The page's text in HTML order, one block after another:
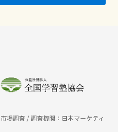
場調査 / 調査機関：日本マーケティ